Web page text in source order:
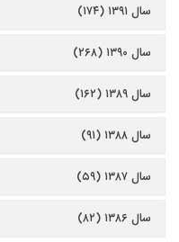
سال ۱۳۹۱ (۱۷۴)
سال ۱۳۹۰ (۲۶۸)
سال ۱۳۸۹ (۱۶۲)
سال ۱۳۸۸ (۹۱)
سال ۱۳۸۷ (۵۹)
سال ۱۳۸۶ (۸۲)